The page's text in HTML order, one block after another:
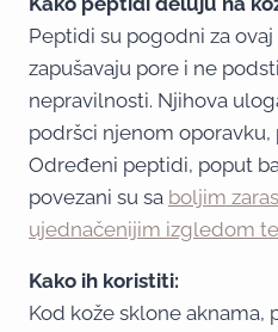
Peptidi su pogodni za
zapušavaju pore i ne
nepravilnosti. Njihova
podršci njenom oporavku,
Određeni peptidi, poput
povezani su sa boljim
ujednačenijim izgledom
Kako ih koristiti:
Kod kože sklone aknama,